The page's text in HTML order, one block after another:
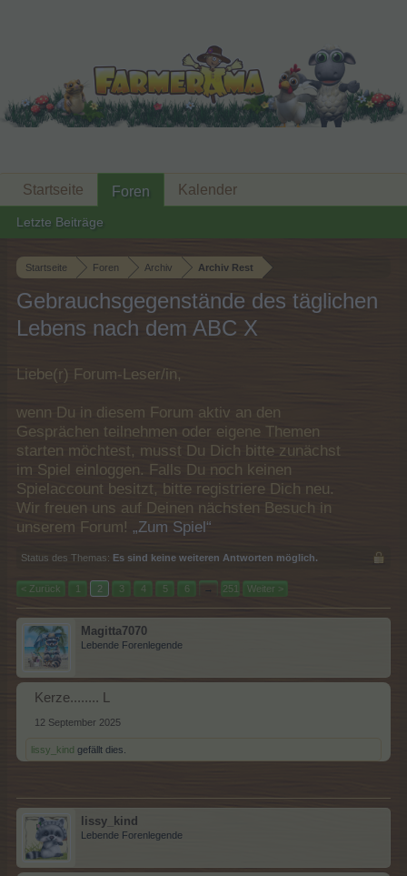
Startseite Foren Archiv Archiv Rest
Gebrauchsgegenstände des täglichen
Lebens nach dem ABC X
Liebe(r) Forum-Leser/in,
wenn Du in diesem Forum aktiv an den
Gesprächen teilnehmen oder eigene Themen
starten möchtest, musst Du Dich bitte zunächst
im Spiel einloggen. Falls Du noch keinen
Spielaccount besitzt, bitte registriere Dich neu.
Wir freuen uns auf Deinen nächsten Besuch in
unserem Forum! „Zum Spiel“
Status des Themas: Es sind keine weiteren Antworten möglich.
< Zurück 1 2 3 4 5 6 → 251 Weiter >
Magitta7070
Lebende Forenlegende
Kerze........ L
12 September 2025
lissy_kind gefällt dies.
lissy_kind
Lebende Forenlegende
Startseite Foren
Letzte Beiträge
Kalender